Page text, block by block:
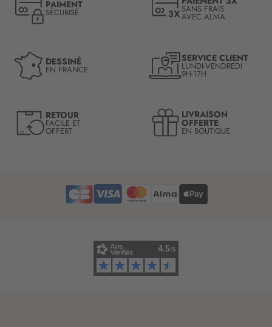
i
o
n
o
e
PAIMENT
SÉCURISÉ SANS FRAIS
AVEC ALMA
DESSINÉ
EN FRANCE
SERVICE CLIENT
LUNDI-VENDREDI
9H-17H
RETOUR
FACILE ET
OFFERT
LIVRAISON
OFFERTE
EN BOUTIQUE